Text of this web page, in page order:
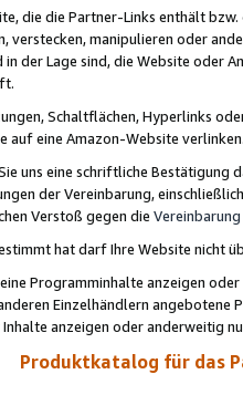
die die Partner-Links enthält
verstecken, manipulieren oder
der Lage sind, die Website oder
Schaltflächen, Hyperlinks
auf eine Amazon-Website
uns eine schriftliche
der Vereinbarung,
Verstoß gegen die Vereinbarung
hat darf Ihre Website nicht
Programminhalte anzeigen
Einzelhändlern
anzeigen oder anderweitig
Produktkatalog für das